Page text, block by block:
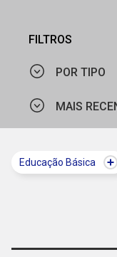
FILTROS
POR TIPO
MAIS
Educação Básica